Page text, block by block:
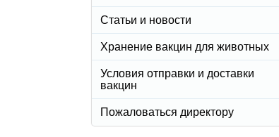
Статьи и новости
Хранение вакцин для животных
Условия отправки и доставки
вакцин
Пожаловаться директору